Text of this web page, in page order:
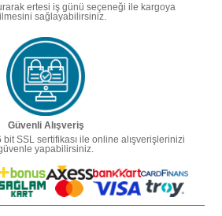
ertesi iş günü seçeneği ile kargoya
sağlayabilirsiniz.
Güvenli Alışveriş
SSL sertifikası ile online alışverişlerinizi
yapabilirsiniz.